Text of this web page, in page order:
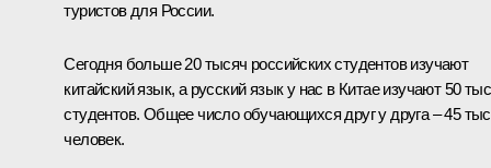
туристов для России.
Сегодня больше 20 тысяч российских студентов изучают
китайский язык, а русский язык у нас в Китае изучают 50
студентов. Общее число обучающихся друг у друга – 45
человек.